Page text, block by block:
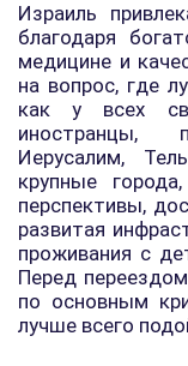
Израиль
благодаря
медицине и
на вопрос, где
как у всех
иностранцы,
Иерусалим,
крупные
перспективы,
развитая
проживания с
Перед
по основным
лучше всего